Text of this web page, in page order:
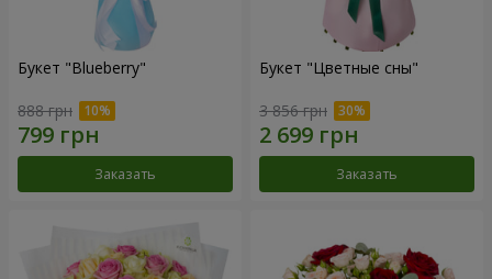
Букет "Blueberry"
888 грн
Заказать
Букет "Цветные сны"
3 856 грн
Заказать